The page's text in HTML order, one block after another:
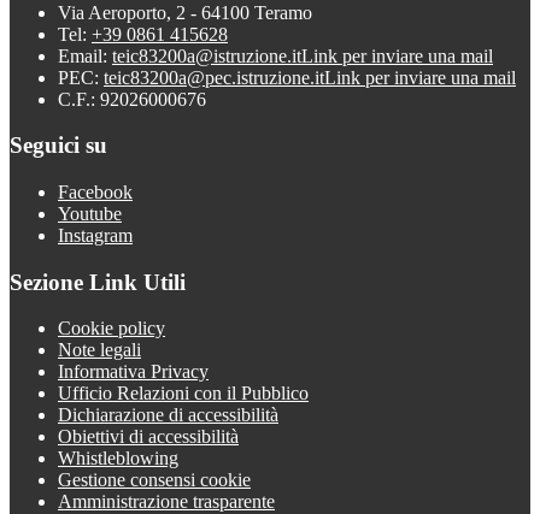
Via Aeroporto, 2 - 64100 Teramo
Tel: +39 0861 415628
Email: teic83200a@istruzione.itLink per inviare una mail
PEC: teic83200a@pec.istruzione.itLink per inviare una mail
C.F.: 92026000676
Seguici su
Facebook
Youtube
Instagram
Sezione Link Utili
Cookie policy
Note legali
Informativa Privacy
Ufficio Relazioni con il Pubblico
Dichiarazione di accessibilità
Obiettivi di accessibilità
Whistleblowing
Gestione consensi cookie
Amministrazione trasparente